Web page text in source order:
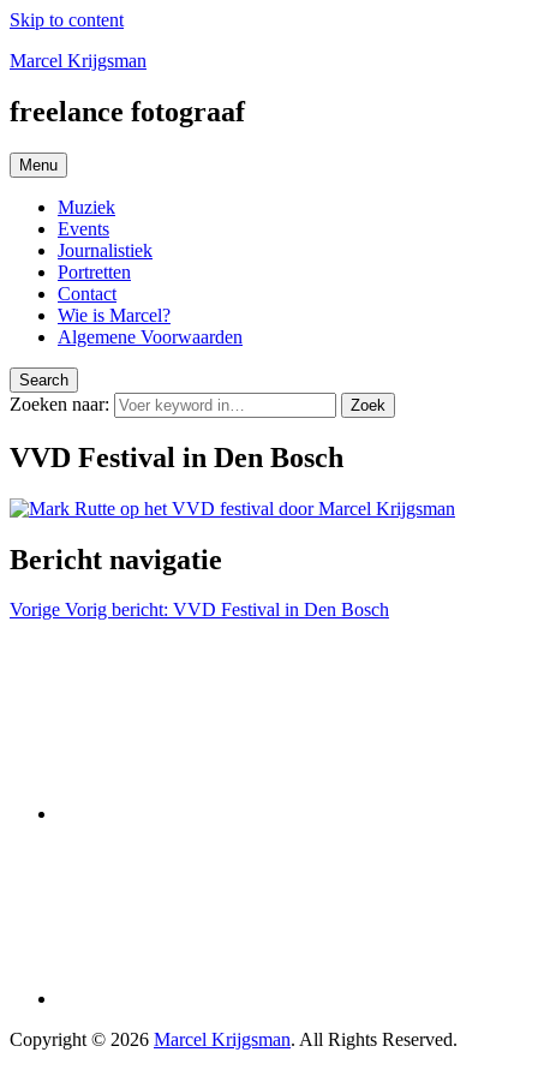
Skip to content
Marcel Krijgsman
freelance fotograaf
Menu
Muziek
Events
Journalistiek
Portretten
Contact
Wie is Marcel?
Algemene Voorwaarden
Search
Zoeken naar: Zoek
VVD Festival in Den Bosch
Bericht navigatie
Vorige Vorig bericht: VVD Festival in Den Bosch
Copyright © 2026 Marcel Krijgsman. All Rights Reserved.